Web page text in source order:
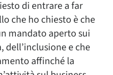
di entrare a far
che ho chiesto è che
mandato aperto sui
e che
affinché la